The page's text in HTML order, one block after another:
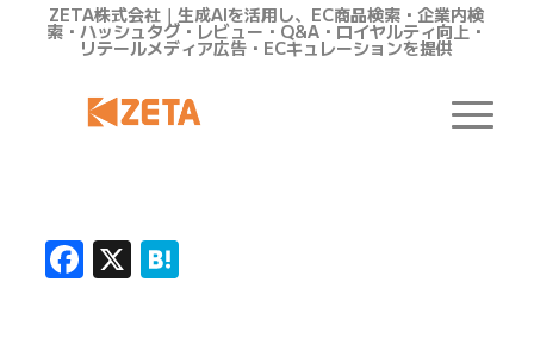
ZETA株式会社｜生成AIを活用し、EC商品検索・企業内検
索・ハッシュタグ・レビュー・Q&A・ロイヤルティ向上・
リテールメディア広告・ECキュレーションを提供
Facebook
X Hatena